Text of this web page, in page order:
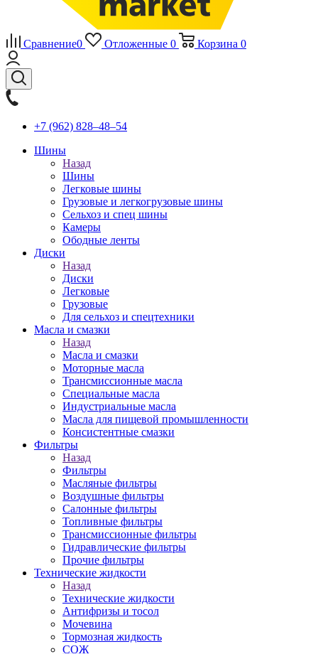
Сравнение0 Отложенные 0 Корзина 0
+7 (962) 828‒48‒54
Шины
Назад
Шины
Легковые шины
Грузовые и легкогрузовые шины
Сельхоз и спец шины
Камеры
Ободные ленты
Диски
Назад
Диски
Легковые
Грузовые
Для сельхоз и спецтехники
Масла и смазки
Назад
Масла и смазки
Моторные масла
Трансмиссионные масла
Специальные масла
Индустриальные масла
Масла для пищевой промышленности
Консистентные смазки
Фильтры
Назад
Фильтры
Масляные фильтры
Воздушные фильтры
Салонные фильтры
Топливные фильтры
Трансмиссионные фильтры
Гидравлические фильтры
Прочие фильтры
Технические жидкости
Назад
Технические жидкости
Антифризы и тосол
Мочевина
Тормозная жидкость
СОЖ